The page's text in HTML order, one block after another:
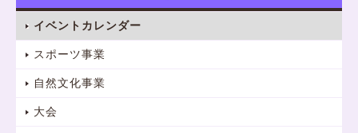
イベントカレンダー
スポーツ事業
自然文化事業
大会